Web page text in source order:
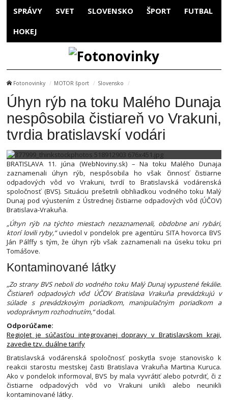
SPRÁVY SVET SLOVENSKO ŠPORT FUTBAL
HOKEJ
Fotonovinky MOTOR šport Slovensko
Úhyn rýb na toku Malého Dunaja
nespôsobila čistiareň vo Vrakuni,
tvrdia bratislavskí vodári
BRATISLAVA 11. júna (WebNoviny.sk) – Na toku Malého Dunaja
zaznamenali úhyn rýb, nespôsobila ho však činnosť čistiarne
odpadových vôd vo Vrakuni, tvrdí to Bratislavská vodárenská
spoločnosť (BVS). Situáciu prešetrili obhliadkou vodného toku Malý
Dunaj pod výustením z Ústrednej čistiarne odpadových vôd (ÚČOV)
Bratislava-Vrakuňa.
„Úhyn rýb na týchto miestach nezaznamenali, obdobne ani rybári,
ktorí lovili ryby,“uviedol v pondelok pre agentúru SITA hovorca BVS
Ján Pálffy s tým, že úhyn rýb však zaznamenali na úseku toku pri
Tomášove.
Kontaminované látky
„Zo strany BVS neboli do vodného toku Malý Dunaj vypustené fekálie.
Čistiareň odpadových vôd ÚČOV Bratislava Vrakuňa prevádzkujú v
súlade s prevádzkovým poriadkom, manipulačným poriadkom a
vodoprávnym rozhodnutím,“dodal.
Odporúčame:
RegioJet je súčasťou integrovanej dopravy v Bratislavskom kraji,
zavedie tzv. duálne tarify
Bratislavská vodárenská spoločnosť poskytla svoje stanovisko k
reakcii starostu mestskej časti Bratislava Vrakuňa Martina Kuruca.
Ako v pondelok informoval, BVS by mala vyvrátiť alebo potvrdiť, či z
čistiarne odpadových vôd vo Vrakuni unikli alebo neunikli
kontaminované látky.